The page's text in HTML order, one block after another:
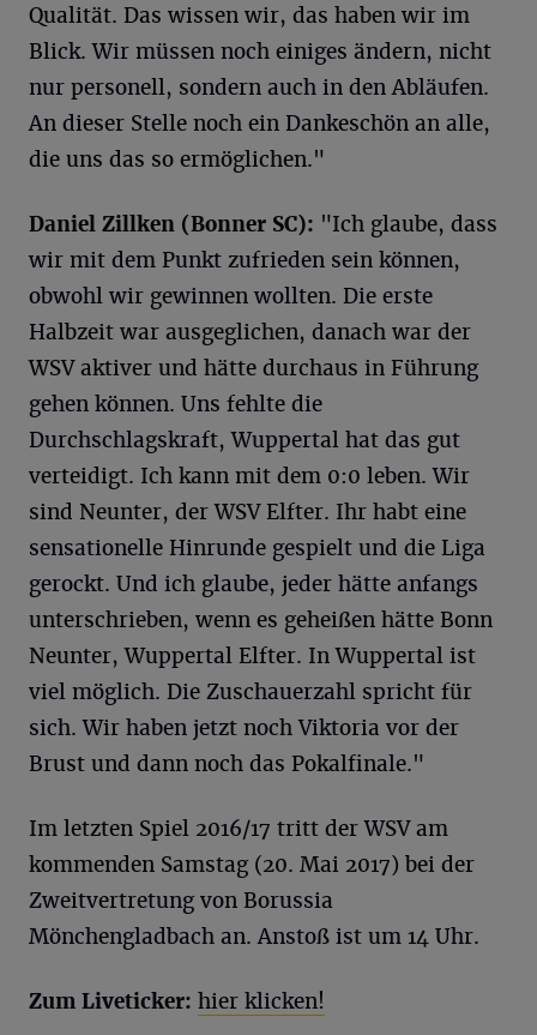
Qualität. Das wissen wir, das haben wir im
Blick. Wir müssen noch einiges ändern, nicht
nur personell, sondern auch in den Abläufen.
An dieser Stelle noch ein Dankeschön an alle,
die uns das so ermöglichen."
Daniel Zillken (Bonner SC): "Ich glaube, dass
wir mit dem Punkt zufrieden sein können,
obwohl wir gewinnen wollten. Die erste
Halbzeit war ausgeglichen, danach war der
WSV aktiver und hätte durchaus in Führung
gehen können. Uns fehlte die
Durchschlagskraft, Wuppertal hat das gut
verteidigt. Ich kann mit dem 0:0 leben. Wir
sind Neunter, der WSV Elfter. Ihr habt eine
sensationelle Hinrunde gespielt und die Liga
gerockt. Und ich glaube, jeder hätte anfangs
unterschrieben, wenn es geheißen hätte Bonn
Neunter, Wuppertal Elfter. In Wuppertal ist
viel möglich. Die Zuschauerzahl spricht für
sich. Wir haben jetzt noch Viktoria vor der
Brust und dann noch das Pokalfinale."
Im letzten Spiel 2016/17 tritt der WSV am
kommenden Samstag (20. Mai 2017) bei der
Zweitvertretung von Borussia
Mönchengladbach an. Anstoß ist um 14 Uhr.
Zum Liveticker: hier klicken!